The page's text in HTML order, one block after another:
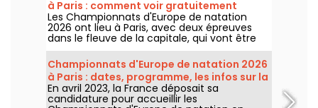
à Paris : comment voir gratuitement
certaines épreuves ?
Les Championnats d'Europe de natation
2026 ont lieu à Paris, avec deux épreuves
dans le fleuve de la capitale, qui vont être
plus accessibles au grand public ! Comment
observer les compétitions en eau libre et le
plongeon de haut vol, au mois d'août
prochain ?
Championnats d'Europe de natation 2026
à Paris : dates, programme, les infos sur la
compétition
En avril 2023, la France déposait sa
candidature pour accueillir les